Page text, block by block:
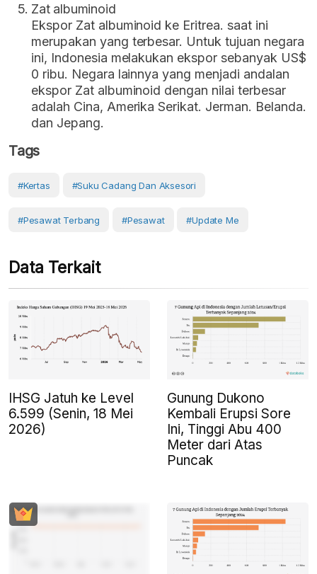
Zat albuminoid
Ekspor Zat albuminoid ke Eritrea. saat ini
merupakan yang terbesar. Untuk tujuan negara
ini, Indonesia melakukan ekspor sebanyak US$
0 ribu. Negara lainnya yang menjadi andalan
ekspor Zat albuminoid dengan nilai terbesar
adalah Cina, Amerika Serikat. Jerman. Belanda.
dan Jepang.
Tags
#kertas #suku Cadang Dan Aksesori
#pesawat Terbang #Pesawat #Update Me
Data Terkait
IHSG Jatuh ke Level
6.599 (Senin, 18 Mei
2026)
Gunung Dukono
Kembali Erupsi Sore
Ini, Tinggi Abu 400
Meter dari Atas
Puncak